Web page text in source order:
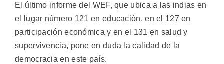
El último informe del WEF, que ubica a las indias en
el lugar número 121 en educación, en el 127 en
participación económica y en el 131 en salud y
supervivencia, pone en duda la calidad de la
democracia en este país.